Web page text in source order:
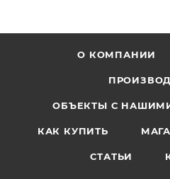
О КОМПАНИИ
ОБЪЕКТЫ С
КАК КУПИТЬ
СТАТЬИ